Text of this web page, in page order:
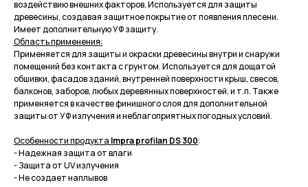
воздействию внешних факторов. Используется для защиты
древесины, создавая защитное покрытие от появления плесени.
Имеет дополнительную УФ защиту.
Область применения:
Применяется для защиты и окраски древесины внутри и снаружи
помещений без контакта с грунтом. Используется для дощатой
обшивки, фасадов зданий, внутренней поверхности крыш, свесов,
балконов, заборов, любых деревянных поверхностей, и т.п. Также
применяется в качестве финишного слоя для дополнительной
защиты от УФ излучения и неблагоприятных погодных условий.
Особенности продукта Impra profilan DS 300:
- Надежная защита от влаги
- Защита от UV излучения
- Не создает наплывов